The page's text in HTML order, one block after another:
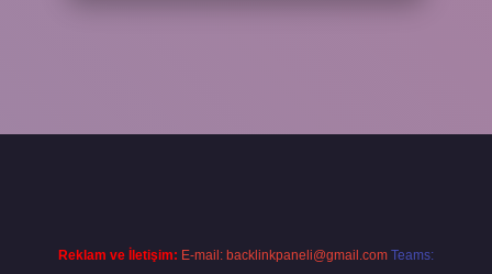
Reklam ve İletişim: E-mail: backlinkpaneli@gmail.com Teams: